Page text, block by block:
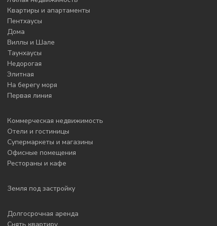
Квартиры и апартаменты
Пентхаусы
Дома
Виллы и Шале
Таунхаусы
Недорогая
Элитная
На берегу моря
Первая линия
Коммерческая недвижимость
Отели и гостиницы
Супермаркеты и магазины
Офисные помещения
Рестораны и кафе
Земля под застройку
Долгосрочная аренда